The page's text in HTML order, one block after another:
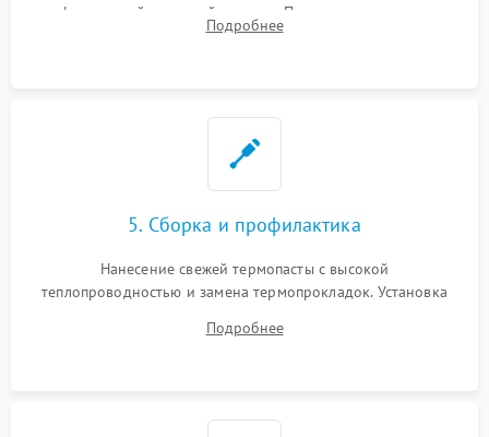
инфракрасной паяльной станции. Прошивка микросхемы
BIOS или замена поврежденных портов USB
Подробнее
5. Сборка и профилактика
Нанесение свежей термопасты с высокой
теплопроводностью и замена термопрокладок. Установка
шлейфов, модулей памяти и накопителей. Предварительная
Подробнее